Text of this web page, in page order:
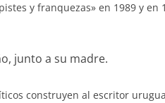
y franquezas» en 1989 y en
construyen al escritor